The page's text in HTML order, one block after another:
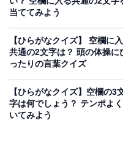
当ててみよう
【ひらがなクイズ】 空欄に
共通の2文字は？ 頭の体操に
ったりの言葉クイズ
【ひらがなクイズ】空欄の3
字は何でしょう？ テンポよ
いてみよう